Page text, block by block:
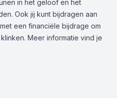
in het geloof en het
Ook jij kunt bijdragen aan
een financiële bijdrage om
Meer informatie vind je